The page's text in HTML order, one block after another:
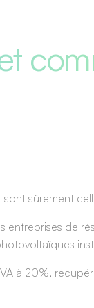
sûrement
entreprises de
à 20%,